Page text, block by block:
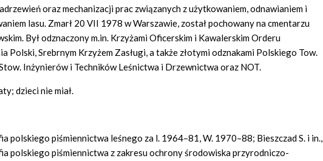
oraz mechanizacji prac związanych z użytkowaniem, odnawianiem i
lasu. Zmarł 20 VII 1978 w Warszawie, został pochowany na cmentarzu
Był odznaczony m.in. Krzyżami Oficerskim i Kawalerskim Orderu
Polski, Srebrnym Krzyżem Zasługi, a także złotymi odznakami Polskiego Tow.
Inżynierów i Techników Leśnictwa i Drzewnictwa oraz NOT.
dzieci nie miał.
polskiego piśmiennictwa leśnego za l. 1964–81, W. 1970–88; Bieszczad S. i in.,
polskiego piśmiennictwa z zakresu ochrony środowiska przyrodniczo-